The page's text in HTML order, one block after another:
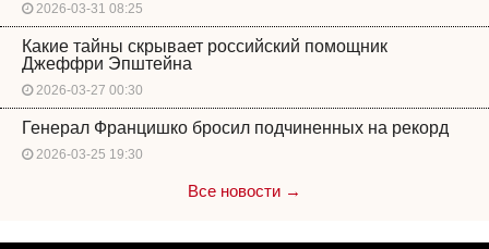
2026-03-31 08:25
Какие тайны скрывает российский помощник
Джеффри Эпштейна
2026-03-27 00:30
Генерал Францишко бросил подчиненных на рекорд
2026-03-25 19:30
Все новости →